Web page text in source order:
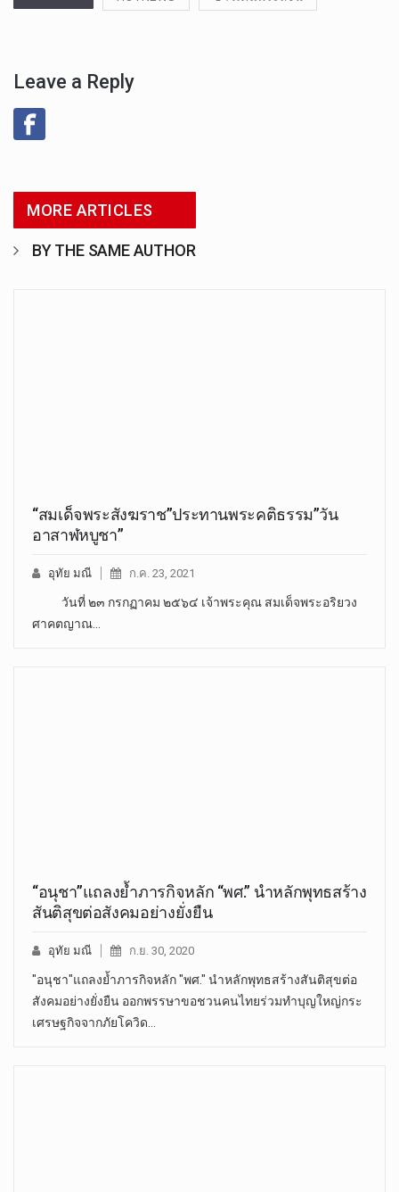
Leave a Reply
MORE ARTICLES
BY THE SAME AUTHOR
“สมเด็จพระสังฆราช”ประทานพระคติธรรม”วัน
อาสาฬหบูชา”
อุทัย มณี ก.ค. 23, 2021
วันที่ ๒๓ กรกฏาคม ๒๕๖๔ เจ้าพระคุณ สมเด็จพระอริยวง
ศาคตญาณ…
“อนุชา”แถลงย้ำภารกิจหลัก “พศ.” นำหลักพุทธสร้าง
สันติสุขต่อสังคมอย่างยั่งยืน
อุทัย มณี ก.ย. 30, 2020
"อนุชา"แถลงย้ำภารกิจหลัก "พศ." นำหลักพุทธสร้างสันติสุขต่อ
สังคมอย่างยั่งยืน ออกพรรษาขอชวนคนไทยร่วมทำบุญใหญ่กระ
เศรษฐกิจจากภัยโควิด…